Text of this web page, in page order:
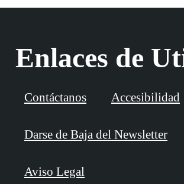
Enlaces de
Contáctanos Accesibilidad
Darse de Baja del Newsletter
Aviso Legal